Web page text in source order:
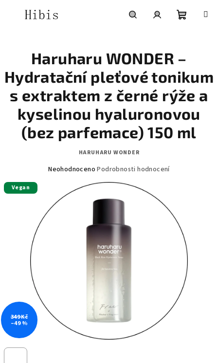
košík
Haruharu WONDER –
Hydratační pleťové tonikum
s extraktem z černé rýže a
kyselinou hyaluronovou
(bez parfemace) 150 ml
HARUHARU WONDER
Průměrné
produktu
0,0
Neohodnoceno Podrobnosti hodnocení
Vegan
349 Kč
–49 %